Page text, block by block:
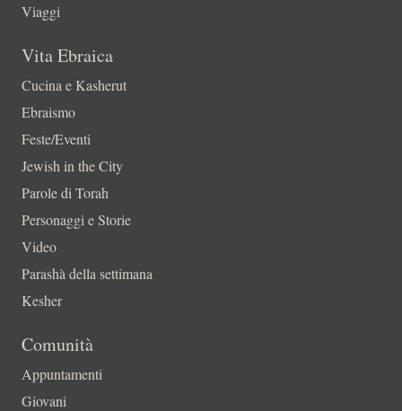
Viaggi
Vita Ebraica
Cucina e Kasherut
Ebraismo
Feste/Eventi
Jewish in the City
Parole di Torah
Personaggi e Storie
Video
Parashà della settimana
Kesher
Comunità
Appuntamenti
Giovani